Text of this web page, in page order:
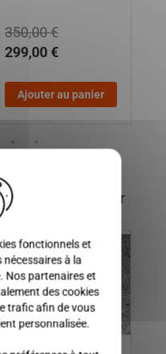
299,00 €
350,00 €
Ajouter au panier
être intéressé par
fonctionnels et
nécessaires à la
Nos partenaires et
des cookies
trafic afin de vous
personnalisée.